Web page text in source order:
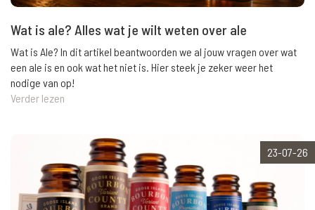
Wat is ale? Alles wat je wilt weten over ale
Wat is Ale? In dit artikel beantwoorden we al jouw vragen over wat
een ale is en ook wat het niet is. Hier steek je zeker weer het
nodige van op!
Verder lezen
23-07-26